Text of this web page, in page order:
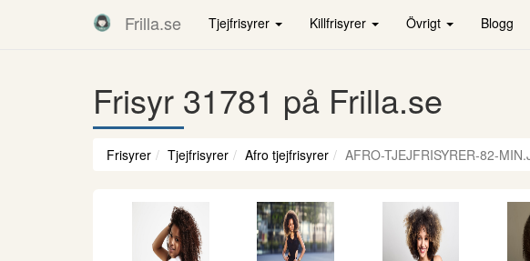
Frilla.se Tjejfrisyrer Killfrisyrer Övrigt Blogg
Frisyr 31781 på Frilla.se
Frisyrer Tjejfrisyrer Afro tjejfrisyrer AFRO-TJEJFRISYRER-82-